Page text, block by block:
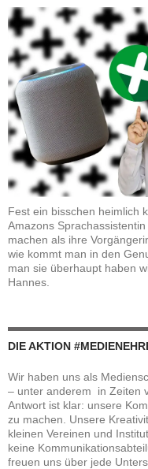
Fest ein bisschen heimlich
Amazons
machen als ihre
wie kommt man in den
man sie überhaupt haben
Hannes.
DIE AKTION
Wir haben uns als
– unter anderem in Zeiten
Antwort ist klar: unsere
zu machen. Unsere
kleinen Vereinen und
keine
freuen uns über jede